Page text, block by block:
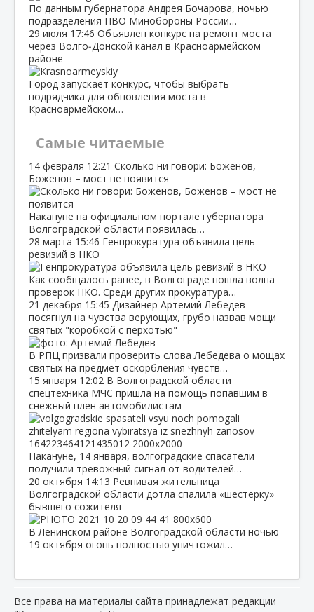
По данным губернатора Андрея Бочарова, ночью
подразделения ПВО Минобороны России…
29 июля 17:46 Объявлен конкурс на ремонт моста
через Волго‑Донской канал в Красноармейском
районе
Город запускает конкурс, чтобы выбрать
подрядчика для обновления моста в
Красноармейском…
Самые читаемые
14 февраля 12:21 Сколько ни говори: Боженов,
Боженов – мост не появится
Накануне на официальном портале губернатора
Волгоградской области появилась…
28 марта 15:46 Генпрокуратура объявила цель
ревизий в НКО
Как сообщалось ранее, в Волгограде пошла волна
проверок НКО. Среди других прокуратура…
21 декабря 15:45 Дизайнер Артемий Лебедев
посягнул на чувства верующих, грубо назвав мощи
святых "коробкой с перхотью"
В РПЦ призвали проверить слова Лебедева о мощах
святых на предмет оскорбления чувств…
15 января 12:02 В Волгоградской области
спецтехника МЧС пришла на помощь попавшим в
снежный плен автомобилистам
Накануне, 14 января, волгоградские спасатели
получили тревожный сигнал от водителей…
20 октября 14:13 Ревнивая жительница
Волгоградской области дотла спалила «шестерку»
бывшего сожителя
В Ленинском районе Волгоградской области ночью
19 октября огонь полностью уничтожил…
Все права на материалы сайта принадлежат редакции